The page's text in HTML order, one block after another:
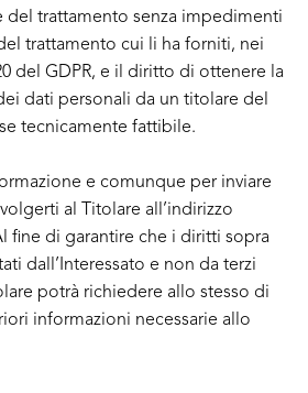
del trattamento senza impedimenti
trattamento cui li ha forniti, nei
del GDPR, e il diritto di ottenere la
dati personali da un titolare del
tecnicamente fattibile.
e comunque per inviare
al Titolare all’indirizzo
fine di garantire che i diritti sopra
dall’Interessato e non da terzi
potrà richiedere allo stesso di
informazioni necessarie allo